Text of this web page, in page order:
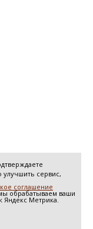
улучшить сервис,
соглашение
обрабатываем ваши
Яндекс Метрика.